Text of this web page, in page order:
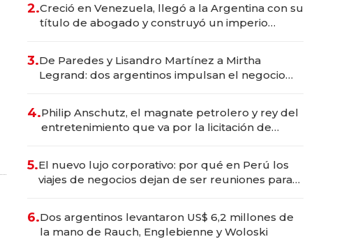
2.Creció en Venezuela, llegó a la Argentina con su
título de abogado y construyó un imperio
3.De Paredes y Lisandro Martínez a Mirtha
Legrand: dos argentinos impulsan el negocio
4.Philip Anschutz, el magnate petrolero y rey del
entretenimiento que va por la licitación de
5.El nuevo lujo corporativo: por qué en Perú los
viajes de negocios dejan de ser reuniones para
6.Dos argentinos levantaron US$ 6,2 millones de
la mano de Rauch, Englebienne y Woloski